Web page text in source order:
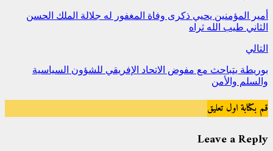
أمير المؤمنين يحيي ذكرى وفاة المغفور له جلالة الملك الحسن
الثاني طيب الله ثراه
التالي
بوريطة يتباحث مع مفوض الاتحاد الإفريقي للشؤون السياسية
والسلم والأمن
قم بكتابة اول تعليق
Leave a Reply